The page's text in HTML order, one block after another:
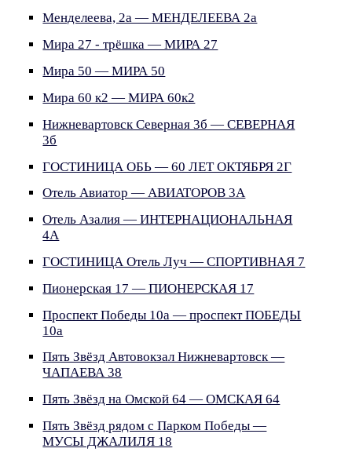
Менделеева, 2а — МЕНДЕЛЕЕВА 2а
Мира 27 - трёшка — МИРА 27
Мира 50 — МИРА 50
Мира 60 к2 — МИРА 60к2
Нижневартовск Северная 3б — СЕВЕРНАЯ
3б
ГОСТИНИЦА ОБЬ — 60 ЛЕТ ОКТЯБРЯ 2Г
Отель Авиатор — АВИАТОРОВ 3А
Отель Азалия — ИНТЕРНАЦИОНАЛЬНАЯ
4А
ГОСТИНИЦА Отель Луч — СПОРТИВНАЯ 7
Пионерская 17 — ПИОНЕРСКАЯ 17
Проспект Победы 10а — проспект ПОБЕДЫ
10а
Пять Звёзд Автовокзал Нижневартовск —
ЧАПАЕВА 38
Пять Звёзд на Омской 64 — ОМСКАЯ 64
Пять Звёзд рядом с Парком Победы —
МУСЫ ДЖАЛИЛЯ 18